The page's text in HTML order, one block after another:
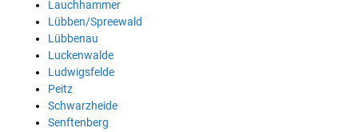
Lauchhammer
Lübben/Spreewald
Lübbenau
Luckenwalde
Ludwigsfelde
Peitz
Schwarzheide
Senftenberg